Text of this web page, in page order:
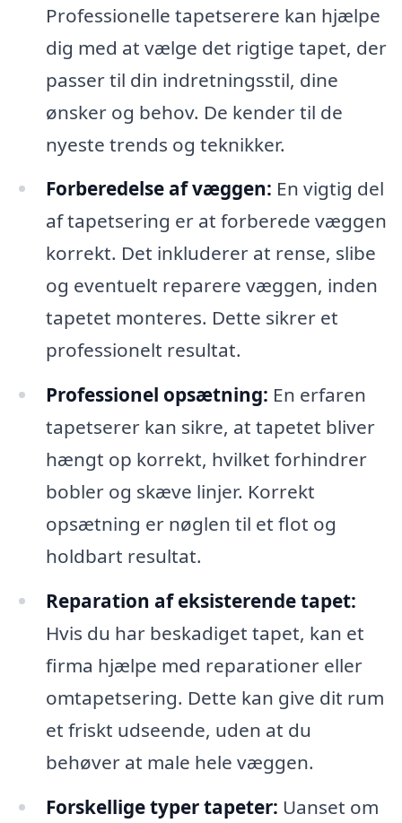
Professionelle tapetserere kan hjælpe
dig med at vælge det rigtige tapet, der
passer til din indretningsstil, dine
ønsker og behov. De kender til de
nyeste trends og teknikker.
Forberedelse af væggen: En vigtig del
af tapetsering er at forberede væggen
korrekt. Det inkluderer at rense, slibe
og eventuelt reparere væggen, inden
tapetet monteres. Dette sikrer et
professionelt resultat.
Professionel opsætning: En erfaren
tapetserer kan sikre, at tapetet bliver
hængt op korrekt, hvilket forhindrer
bobler og skæve linjer. Korrekt
opsætning er nøglen til et flot og
holdbart resultat.
Reparation af eksisterende tapet:
Hvis du har beskadiget tapet, kan et
firma hjælpe med reparationer eller
omtapetsering. Dette kan give dit rum
et friskt udseende, uden at du
behøver at male hele væggen.
Forskellige typer tapeter: Uanset om